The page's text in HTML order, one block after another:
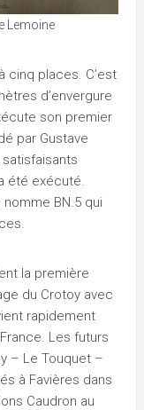
Lemoine
cinq places. C’est
d’envergure
son premier
par Gustave
été exécuté.
BN.5 qui
la première
du Crotoy avec
rapidement
Les futurs
– Le Touquet –
à Favières dans
Caudron au